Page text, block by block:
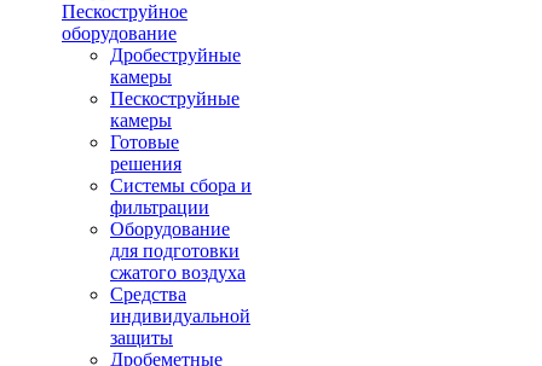
Пескоструйное
оборудование
Дробеструйные
камеры
Пескоструйные
камеры
Готовые
решения
Системы сбора и
фильтрации
Оборудование
для подготовки
сжатого воздуха
Средства
индивидуальной
защиты
Дробеметные